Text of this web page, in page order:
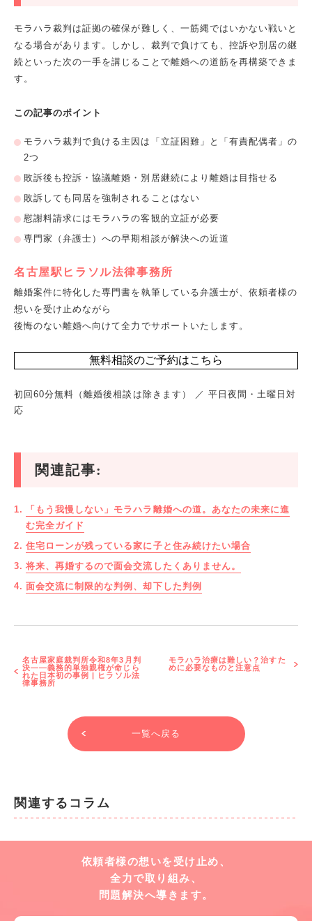
モラハラ裁判は証拠の確保が難しく、一筋縄ではいかない戦いと
なる場合があります。しかし、裁判で負けても、控訴や別居の継
続といった次の一手を講じることで離婚への道筋を再構築できま
す。
この記事のポイント
モラハラ裁判で負ける主因は「立証困難」と「有責配偶者」の
2つ
敗訴後も控訴・協議離婚・別居継続により離婚は目指せる
敗訴しても同居を強制されることはない
慰謝料請求にはモラハラの客観的立証が必要
専門家（弁護士）への早期相談が解決への近道
名古屋駅ヒラソル法律事務所
離婚案件に特化した専門書を執筆している弁護士が、依頼者様の
想いを受け止めながら
後悔のない離婚へ向けて全力でサポートいたします。
無料相談のご予約はこちら
初回60分無料（離婚後相談は除きます） ／ 平日夜間・土曜日対
応
関連記事:
「もう我慢しない」モラハラ離婚への道。あなたの未来に進
む完全ガイド
住宅ローンが残っている家に子と住み続けたい場合
将来、再婚するので面会交流したくありません。
面会交流に制限的な判例、却下した判例
名古屋家庭裁判所令和8年3月判
決――義務的単独親権が命じら
れた日本初の事例 | ヒラソル法
律事務所
モラハラ治療は難しい？治すた
めに必要なものと注意点
一覧へ戻る
関連するコラム
依頼者様の想いを受け止め、
全力で取り組み、
問題解決へ導きます。